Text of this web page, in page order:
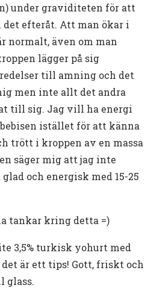
under graviditeten för att
det efteråt. Att man ökar i
normalt, även om man
lägger på sig
till amning och det
men inte allt det andra
till sig. Jag vill ha energi
istället för att känna
trött i kroppen av en massa
säger mig att jag inte
och energisk med 15-25
tankar kring detta =)
3,5% turkisk yohurt med
är ett tips! Gott, friskt och
glass.